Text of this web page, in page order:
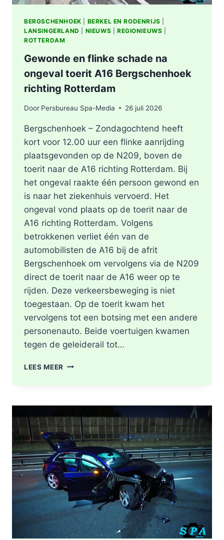
BERGSCHENHOEK BERKEL EN RODENRIJS
LANSINGERLAND
NIEUWS REGIONIEUWS
ROTTERDAM
Gewonde en flinke schade na
ongeval toerit A16 Bergschenhoek
richting Rotterdam
Door Persbureau Spa-Media 26 juli 2026
Bergschenhoek – Zondagochtend heeft
kort voor 12.00 uur een flinke aanrijding
plaatsgevonden op de N209, boven de
toerit naar de A16 richting Rotterdam. Bij
het ongeval raakte één persoon gewond en
is naar het ziekenhuis vervoerd. Het
ongeval vond plaats op de toerit naar de
A16 richting Rotterdam. Volgens
betrokkenen verliet één van de
automobilisten de A16 bij de afrit
Bergschenhoek om vervolgens via de N209
direct de toerit naar de A16 weer op te
rijden. Deze verkeersbeweging is niet
toegestaan. Op de toerit kwam het
vervolgens tot een botsing met een andere
personenauto. Beide voertuigen kwamen
tegen de geleiderail tot…
LEES MEER GEWONDE
NA
ONGEVAL
TOERIT
A16
BERGSCHENHOEK
RICHTING
ROTTERDAM